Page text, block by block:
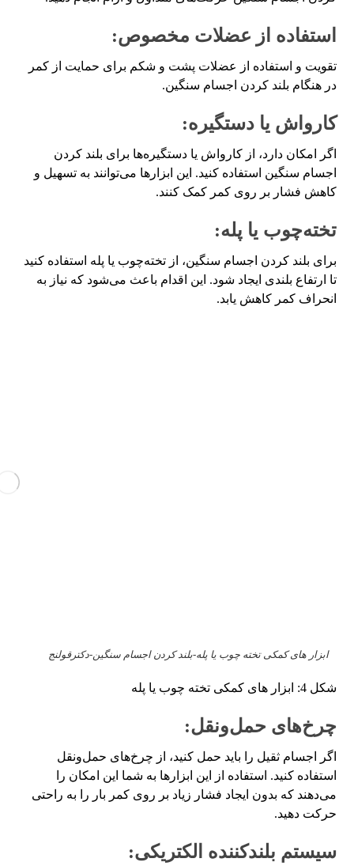
استفاده از عضلات مخصوص:
تقویت و استفاده از عضلات پشت و شکم برای حمایت از کمر
در هنگام بلند کردن اجسام سنگین.
کارواش یا دستگیره:
اگر امکان دارد، از کارواش یا دستگیره‌ها برای بلند کردن
اجسام سنگین استفاده کنید. این ابزارها می‌توانند به تسهیل و
کاهش فشار بر روی کمر کمک کنند.
تخته‌چوب یا پله:
برای بلند کردن اجسام سنگین، از تخته‌چوب یا پله استفاده کنید
تا ارتفاع بلندی ایجاد شود. این اقدام باعث می‌شود که نیاز به
انحراف کمر کاهش یابد.
ابزار های کمکی تخته چوب یا پله-بلند کردن اجسام سنگین-دکترقولنج
شکل 4: ابزار های کمکی تخته چوب یا پله
چرخ‌های حمل‌ونقل:
اگر اجسام ثقیل را باید حمل کنید، از چرخ‌های حمل‌ونقل
استفاده کنید. استفاده از این ابزارها به شما این امکان را
می‌دهند که بدون ایجاد فشار زیاد بر روی کمر بار را به راحتی
حرکت دهید.
سیستم بلندکننده الکتریکی: